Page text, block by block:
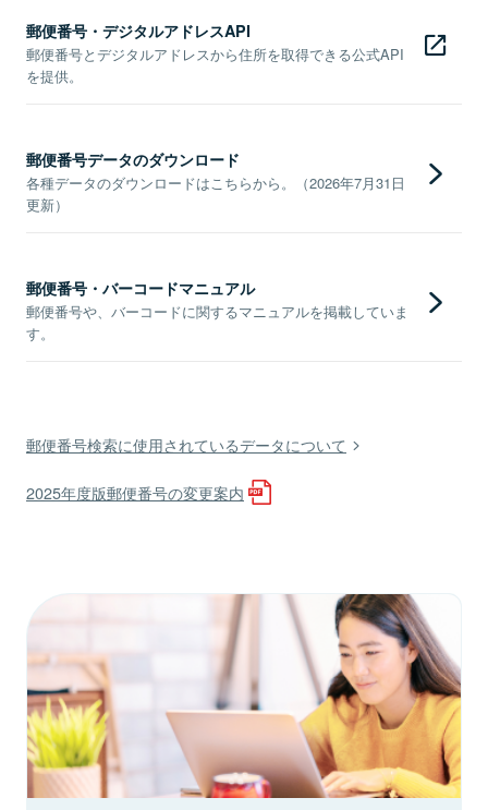
郵便番号・デジタルアドレスAPI
郵便番号とデジタルアドレスから住所を取得できる公式API
を提供。
郵便番号データのダウンロード
各種データのダウンロードはこちらから。（2026年7月31日
更新）
郵便番号・バーコードマニュアル
郵便番号や、バーコードに関するマニュアルを掲載していま
す。
郵便番号検索に使用されているデータについて
2025年度版郵便番号の変更案内